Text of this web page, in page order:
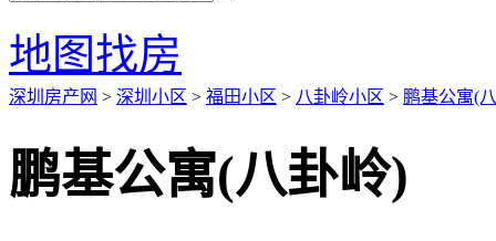
地图找房
深圳房产网 > 深圳小区 > 福田小区 > 八卦岭小区 > 鹏基公寓(
鹏基公寓(八卦岭)